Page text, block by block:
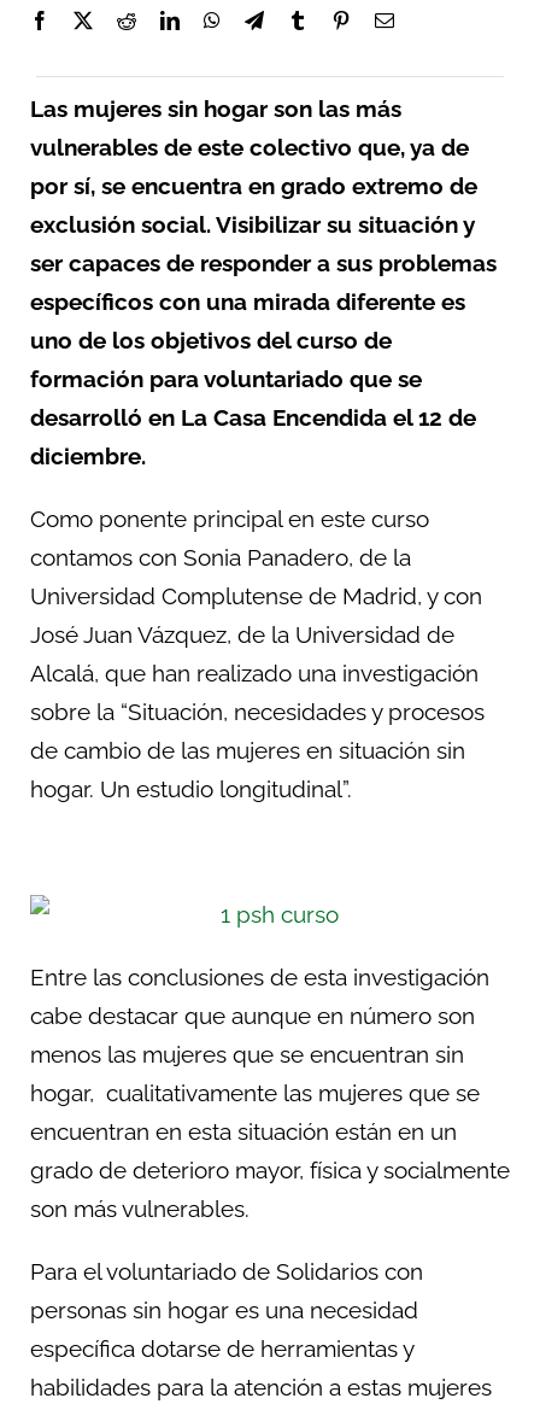
Las mujeres sin hogar son las más
vulnerables de este colectivo que, ya de
por sí, se encuentra en grado extremo de
exclusión social. Visibilizar su situación y
ser capaces de responder a sus problemas
específicos con una mirada diferente es
uno de los objetivos del curso de
formación para voluntariado que se
desarrolló en La Casa Encendida el 12 de
diciembre.
Como ponente principal en este curso
contamos con Sonia Panadero, de la
Universidad Complutense de Madrid, y con
José Juan Vázquez, de la Universidad de
Alcalá, que han realizado una investigación
sobre la “Situación, necesidades y procesos
de cambio de las mujeres en situación sin
hogar. Un estudio longitudinal”.
Entre las conclusiones de esta investigación
cabe destacar que aunque en número son
menos las mujeres que se encuentran sin
hogar, cualitativamente las mujeres que se
encuentran en esta situación están en un
grado de deterioro mayor, física y socialmente
son más vulnerables.
Para el voluntariado de Solidarios con
personas sin hogar es una necesidad
específica dotarse de herramientas y
habilidades para la atención a estas mujeres